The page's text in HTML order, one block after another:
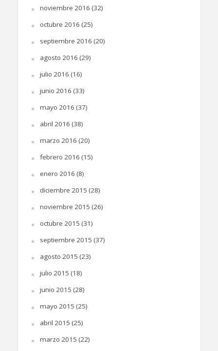
noviembre 2016 (32)
octubre 2016 (25)
septiembre 2016 (20)
agosto 2016 (29)
julio 2016 (16)
junio 2016 (33)
mayo 2016 (37)
abril 2016 (38)
marzo 2016 (20)
febrero 2016 (15)
enero 2016 (8)
diciembre 2015 (28)
noviembre 2015 (26)
octubre 2015 (31)
septiembre 2015 (37)
agosto 2015 (23)
julio 2015 (18)
junio 2015 (28)
mayo 2015 (25)
abril 2015 (25)
marzo 2015 (22)